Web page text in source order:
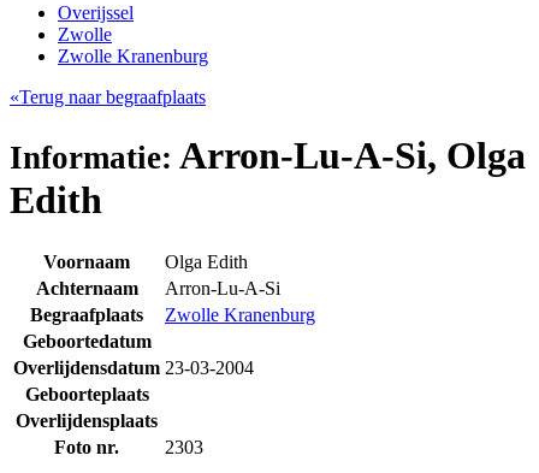
Overijssel
Zwolle
Zwolle Kranenburg
«Terug naar begraafplaats
Informatie: Arron-Lu-A-Si, Olga
Edith
Voornaam
Olga Edith
Achternaam
Arron-Lu-A-Si
Begraafplaats
Zwolle Kranenburg
Geboortedatum
Overlijdensdatum 23-03-2004
Geboorteplaats
Overlijdensplaats
Foto nr.
2303